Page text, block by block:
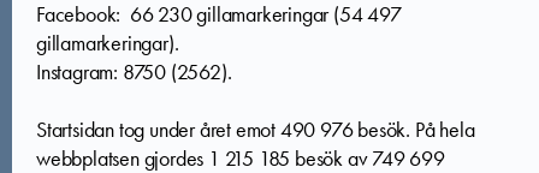
Facebook: 66 230 gillamarkeringar (54 497
gillamarkeringar).
Instagram: 8750 (2562).
Startsidan tog under året emot 490 976 besök. På hela
webbplatsen gjordes 1 215 185 besök av 749 699